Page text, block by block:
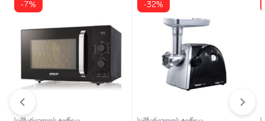
-7% -32%